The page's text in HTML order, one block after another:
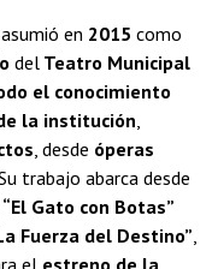
en 2015 como
del Teatro Municipal
el conocimiento
la institución,
, desde óperas
trabajo abarca desde
“El Gato con Botas”
Fuerza del Destino”,